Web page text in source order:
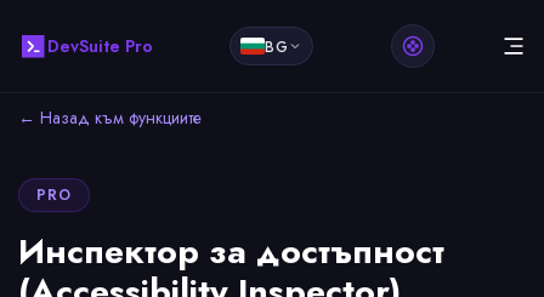
DevSuite Pro BG
← Назад към функциите
PRO
Инспектор за достъпност